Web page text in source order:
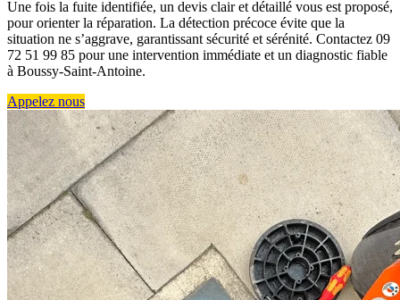
Une fois la fuite identifiée, un devis clair et détaillé vous est proposé,
pour orienter la réparation. La détection précoce évite que la
situation ne s’aggrave, garantissant sécurité et sérénité. Contactez 09
72 51 99 85 pour une intervention immédiate et un diagnostic fiable
à Boussy-Saint-Antoine.
Appelez nous